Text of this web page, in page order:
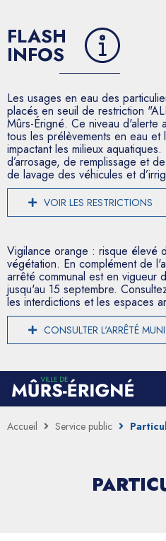
FLASH
INFOS
Les usages en eau des
placés en seuil de restriction
Mûrs-Érigné. Ce niveau d'alerte
tous les prélèvements en eau et
impactant les milieux
d’arrosage, de remplissage et
de lavage des véhicules et
VOIR LES RESTRICTIONS
Vigilance orange : risque élevé
végétation. En complément de
arrêté communal est en vigueur
jusqu'au 15 septembre.
les interdictions et les espaces
CONSULTER L'ARRÊTÉ
Accueil Service public